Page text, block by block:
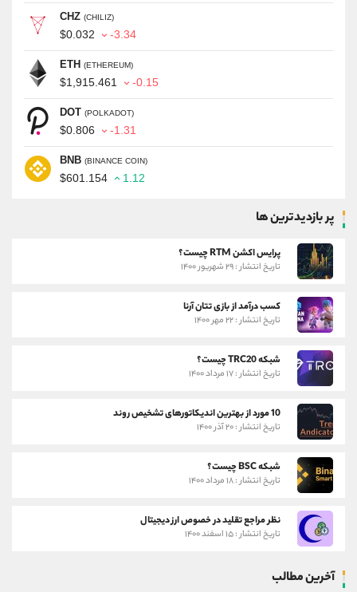
CHZ (CHILIZ)
$0.032 -3.34
ETH (ETHEREUM)
$1,915.461 -0.15
DOT (POLKADOT)
$0.806 -1.31
BNB (BINANCE COIN)
$601.154 1.12
پر بازدیدترین ها
پرایس اکشن RTM چیست؟
تاریخ انتشار : ۲۹ شهریور ۱۴۰۰
کسب درآمد از بازی تتان آرنا
تاریخ انتشار : ۲۲ مهر ۱۴۰۰
شبکه TRC20 چیست؟
تاریخ انتشار : ۱۷ مرداد ۱۴۰۰
10 مورد از بهترین اندیکاتورهای تشخیص روند
تاریخ انتشار : ۲۰ آذر ۱۴۰۰
شبکه BSC چیست؟
تاریخ انتشار : ۱۸ مرداد ۱۴۰۰
نظر مراجع تقلید در خصوص ارز دیجیتال
تاریخ انتشار : ۱۵ اسفند ۱۴۰۰
آخرین مطالب